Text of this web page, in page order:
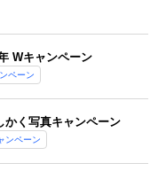
Wキャンペーン
ペーン
かく写真キャンペーン
ンペーン